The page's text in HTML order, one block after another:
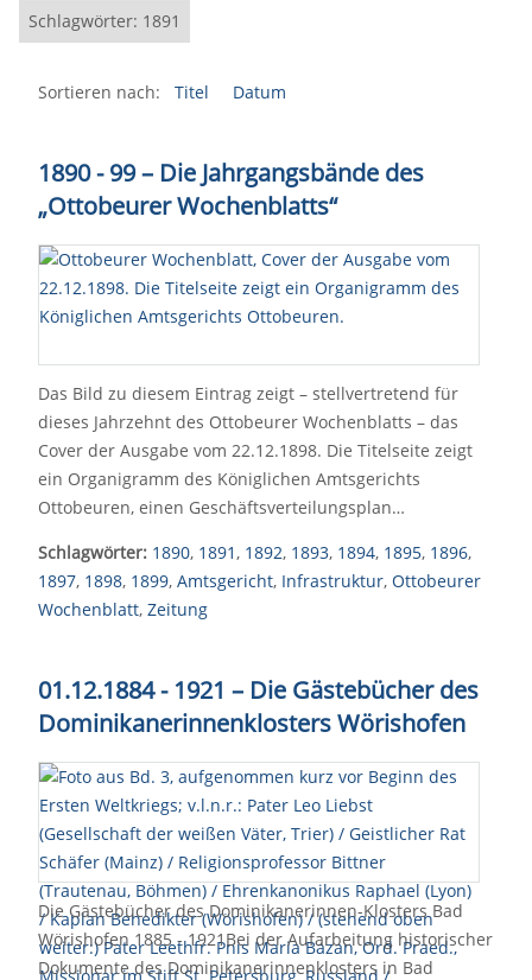
Schlagwörter: 1891
Sortieren nach: Titel Datum
1890 - 99 – Die Jahrgangsbände des
„Ottobeurer Wochenblatts“
Das Bild zu diesem Eintrag zeigt – stellvertretend für
dieses Jahrzehnt des Ottobeurer Wochenblatts – das
Cover der Ausgabe vom 22.12.1898. Die Titelseite zeigt
ein Organigramm des Königlichen Amtsgerichts
Ottobeuren, einen Geschäftsverteilungsplan…
Schlagwörter: 1890, 1891, 1892, 1893, 1894, 1895, 1896,
1897, 1898, 1899, Amtsgericht, Infrastruktur, Ottobeurer
Wochenblatt, Zeitung
01.12.1884 - 1921 – Die Gästebücher des
Dominikanerinnenklosters Wörishofen
Die Gästebücher des Dominikanerinnen-Klosters Bad
Wörishofen 1885 - 1921Bei der Aufarbeitung historischer
Dokumente des Dominikanerinnenklosters in Bad